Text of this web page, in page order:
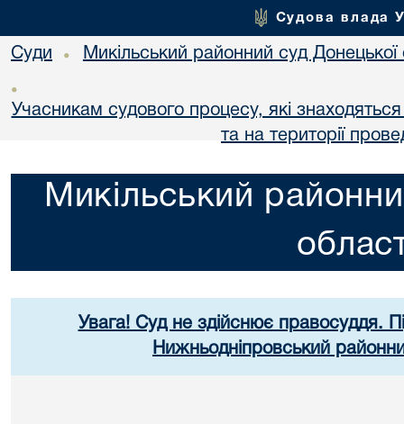
Судова влада
Суди • Микільський районний суд Донецької
•
Учасникам судового процесу, які
та на території
Микільський
Увага! Суд не здійснює правосуддя.
Нижньодніпровський